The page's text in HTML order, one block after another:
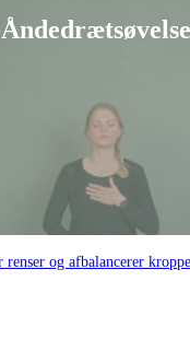
renser og afbalancerer